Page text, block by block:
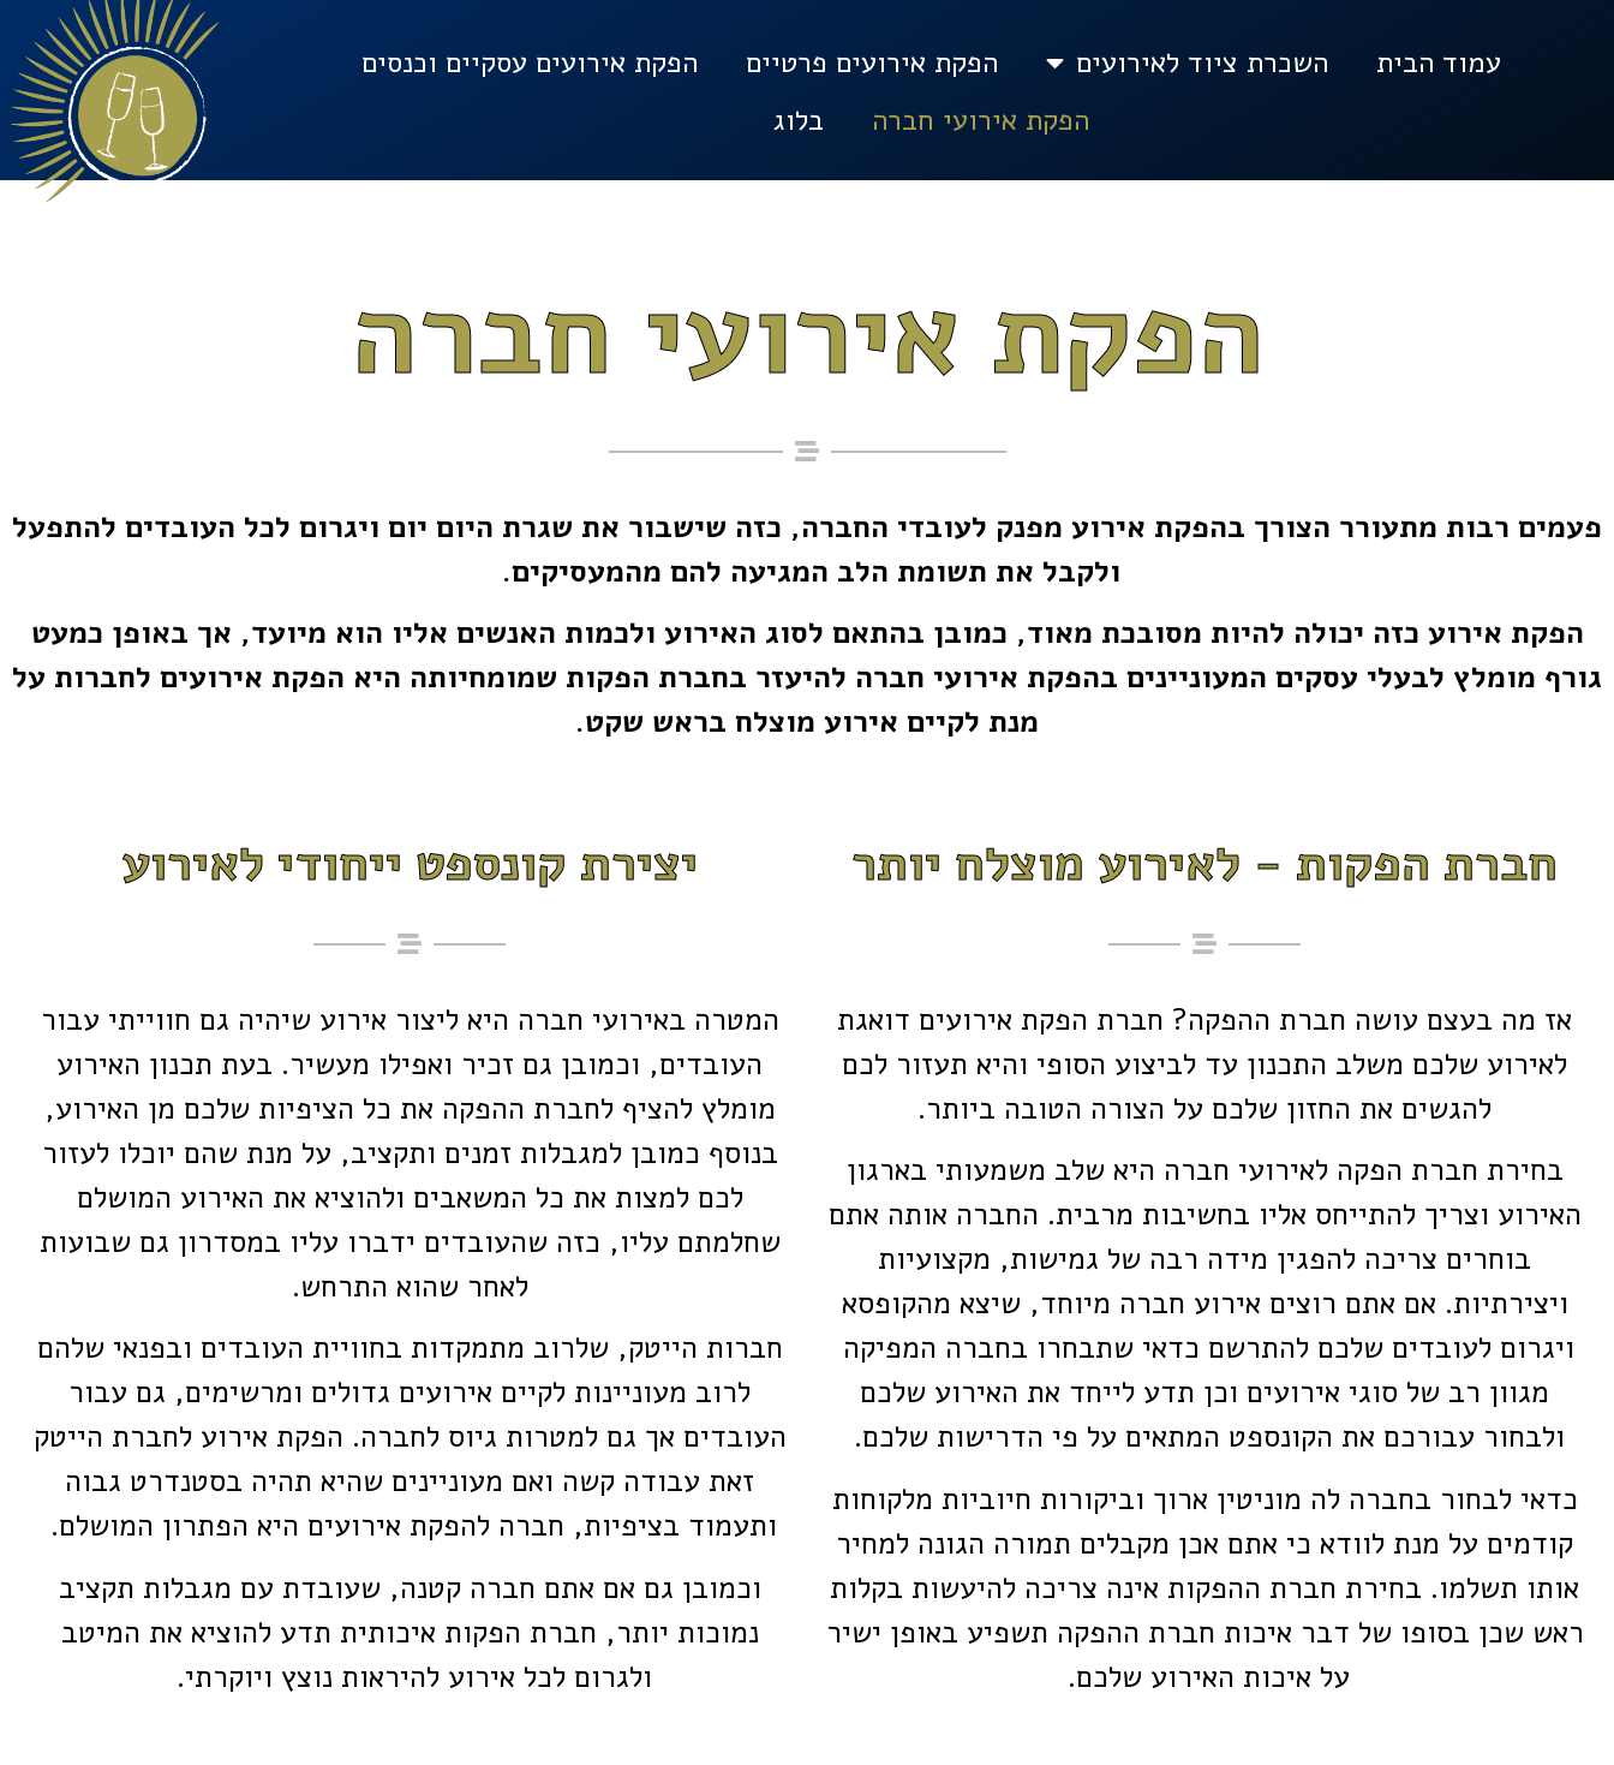
עמוד הבית השכרת ציוד לאירועים הפקת אירועים פרטיים
הפקת אירועים עסקיים וכנסים
הפקת אירועי חברה
בלוג
הפקת אירועי חברה
פעמים רבות מתעורר הצורך בהפקת אירוע מפנק לעובדי החברה, כזה שישבור את שגרת היום יום ויגרום לכל העובדים להתפעל
ולקבל את תשומת הלב המגיעה להם מהמעסיקים.
הפקת אירוע כזה יכולה להיות מסובכת מאוד, כמובן בהתאם לסוג האירוע ולכמות האנשים אליו הוא מיועד, אך באופן כמעט
גורף מומלץ לבעלי עסקים המעוניינים בהפקת אירועי חברה להיעזר בחברת הפקות שמומחיותה היא הפקת אירועים לחברות על
מנת לקיים אירוע מוצלח בראש שקט.
חברת הפקות - לאירוע מוצלח יותר
אז מה בעצם עושה חברת ההפקה? חברת הפקת אירועים דואגת
לאירוע שלכם משלב התכנון עד לביצוע הסופי והיא תעזור לכם
להגשים את החזון שלכם על הצורה הטובה ביותר.
בחירת חברת הפקה לאירועי חברה היא שלב משמעותי בארגון
האירוע וצריך להתייחס אליו בחשיבות מרבית. החברה אותה אתם
בוחרים צריכה להפגין מידה רבה של גמישות, מקצועיות
ויצירתיות. אם אתם רוצים אירוע חברה מיוחד, שיצא מהקופסא
ויגרום לעובדים שלכם להתרשם כדאי שתבחרו בחברה המפיקה
מגוון רב של סוגי אירועים וכן תדע לייחד את האירוע שלכם
ולבחור עבורכם את הקונספט המתאים על פי הדרישות שלכם.
כדאי לבחור בחברה לה מוניטין ארוך וביקורות חיוביות מלקוחות
קודמים על מנת לוודא כי אתם אכן מקבלים תמורה הגונה למחיר
אותו תשלמו. בחירת חברת ההפקות אינה צריכה להיעשות בקלות
ראש שכן בסופו של דבר איכות חברת ההפקה תשפיע באופן ישיר
על איכות האירוע שלכם.
יצירת קונספט ייחודי לאירוע
המטרה באירועי חברה היא ליצור אירוע שיהיה גם חווייתי עבור
העובדים, וכמובן גם זכיר ואפילו מעשיר. בעת תכנון האירוע
מומלץ להציף לחברת ההפקה את כל הציפיות שלכם מן האירוע,
בנוסף כמובן למגבלות זמנים ותקציב, על מנת שהם יוכלו לעזור
לכם למצות את כל המשאבים ולהוציא את האירוע המושלם
שחלמתם עליו, כזה שהעובדים ידברו עליו במסדרון גם שבועות
לאחר שהוא התרחש.
חברות הייטק, שלרוב מתמקדות בחוויית העובדים ובפנאי שלהם
לרוב מעוניינות לקיים אירועים גדולים ומרשימים, גם עבור
העובדים אך גם למטרות גיוס לחברה. הפקת אירוע לחברת הייטק
זאת עבודה קשה ואם מעוניינים שהיא תהיה בסטנדרט גבוה
ותעמוד בציפיות, חברה להפקת אירועים היא הפתרון המושלם.
וכמובן גם אם אתם חברה קטנה, שעובדת עם מגבלות תקציב
נמוכות יותר, חברת הפקות איכותית תדע להוציא את המיטב
ולגרום לכל אירוע להיראות נוצץ ויוקרתי.